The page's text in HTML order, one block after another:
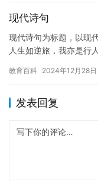
现代诗句
现代诗句为标题，以现
人生如逆旅，我亦是
教育百科 2024年12月28日
发表回复